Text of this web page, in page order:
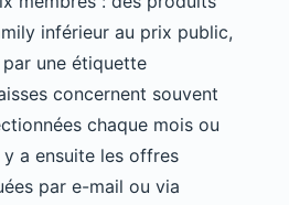
inférieur au prix public,
une étiquette
concernent souvent
chaque mois ou
a ensuite les offres
par e-mail ou via